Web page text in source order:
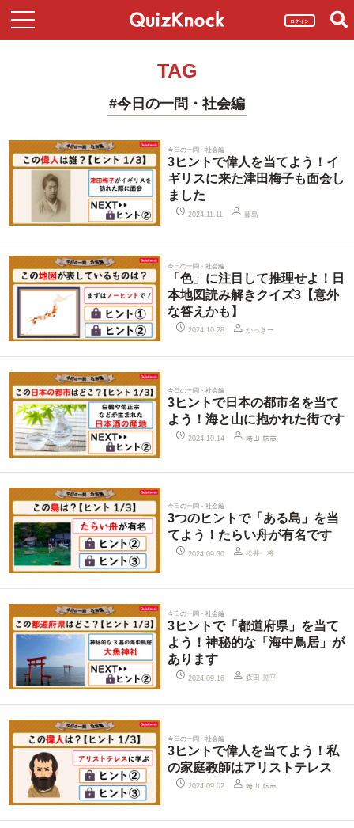
ログイン
TAG
#今日の一問・社会編
今日の一問・社会編
3ヒントで偉人を当てよう！イ
ギリスに来た津田梅子も面会し
ました
2024.11.11 藤島
今日の一問・社会編
「色」に注目して推理せよ！日
本地図読み解きクイズ3【意外
な答えかも】
2024.10.28 かっきー
今日の一問・社会編
3ヒントで日本の都市名を当て
よう！海と山に抱かれた街です
2024.10.14 﨑山 航志
今日の一問・社会編
3つのヒントで「ある島」を当
てよう！たらい舟が有名です
2024.09.30 松井一将
今日の一問・社会編
3ヒントで「都道府県」を当て
よう！神秘的な「海中鳥居」が
あります
2024.09.16 森田 晃平
今日の一問・社会編
3ヒントで偉人を当てよう！私
の家庭教師はアリストテレス
2024.09.02 﨑山 航志